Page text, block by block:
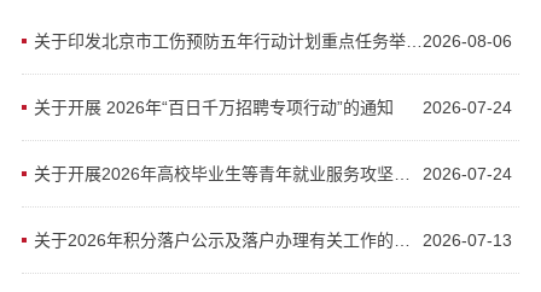
关于印发北京市工伤预防五年行动计划重点任务举措（2026-2030年）的通知2026-08-06
关于开展 2026年“百日千万招聘专项行动”的通知 2026-07-24
关于开展2026年高校毕业生等青年就业服务攻坚行动的通知 2026-07-24
关于2026年积分落户公示及落户办理有关工作的通告 2026-07-13